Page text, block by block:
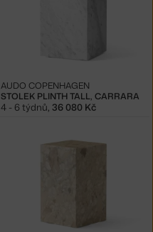
STOLEK PLINTH TALL, CARRARA
AUDO COPENHAGEN
4 - 6 týdnů 36 080 Kč